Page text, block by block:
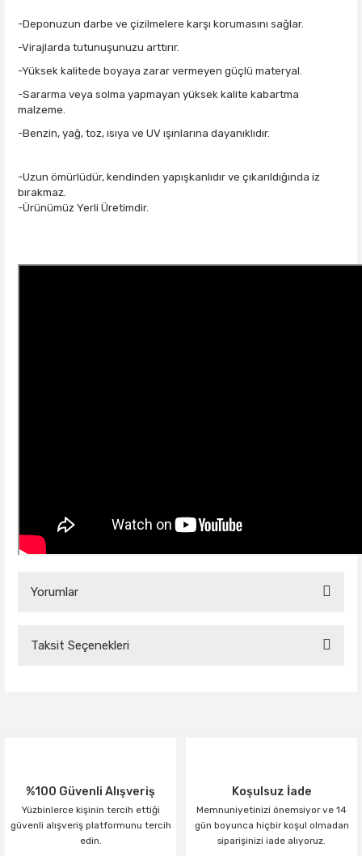
-Deponuzun darbe ve çizilmelere karşı korumasını sağlar.
-Virajlarda tutunuşunuzu arttırır.
-Yüksek kalitede boyaya zarar vermeyen güçlü materyal.
-Sararma veya solma yapmayan yüksek kalite kabartma
malzeme.
-Benzin, yağ, toz, ısıya ve UV ışınlarına dayanıklıdır.
-Uzun ömürlüdür, kendinden yapışkanlıdır ve çıkarıldığında iz
bırakmaz.
-Ürünümüz Yerli Üretimdir.
Yorumlar
Taksit Seçenekleri
%100 Güvenli Alışveriş
Yüzbinlerce kişinin tercih ettiği
güvenli alışveriş platformunu tercih
edin.
Koşulsuz İade
Memnuniyetinizi önemsiyor ve 14
gün boyunca hiçbir koşul olmadan
siparişinizi iade alıyoruz.